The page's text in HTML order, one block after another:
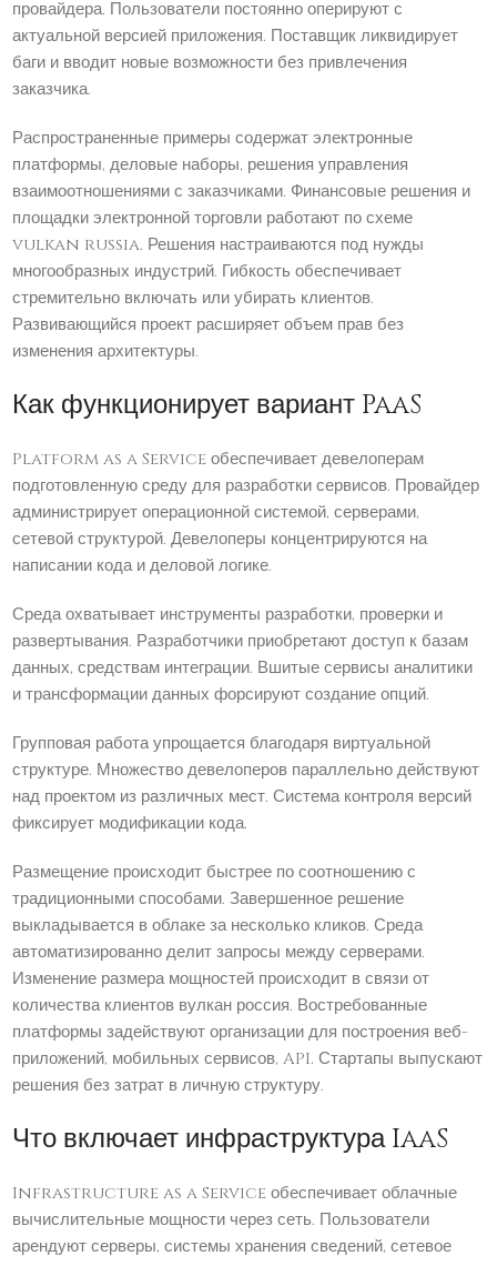
провайдера. Пользователи постоянно оперируют с
актуальной версией приложения. Поставщик ликвидирует
баги и вводит новые возможности без привлечения
заказчика.
Распространенные примеры содержат электронные
платформы, деловые наборы, решения управления
взаимоотношениями с заказчиками. Финансовые решения и
площадки электронной торговли работают по схеме
vulkan russia. Решения настраиваются под нужды
многообразных индустрий. Гибкость обеспечивает
стремительно включать или убирать клиентов.
Развивающийся проект расширяет объем прав без
изменения архитектуры.
Как функционирует вариант PaaS
Platform as a Service обеспечивает девелоперам
подготовленную среду для разработки сервисов. Провайдер
администрирует операционной системой, серверами,
сетевой структурой. Девелоперы концентрируются на
написании кода и деловой логике.
Среда охватывает инструменты разработки, проверки и
развертывания. Разработчики приобретают доступ к базам
данных, средствам интеграции. Вшитые сервисы аналитики
и трансформации данных форсируют создание опций.
Групповая работа упрощается благодаря виртуальной
структуре. Множество девелоперов параллельно действуют
над проектом из различных мест. Система контроля версий
фиксирует модификации кода.
Размещение происходит быстрее по соотношению с
традиционными способами. Завершенное решение
выкладывается в облаке за несколько кликов. Среда
автоматизированно делит запросы между серверами.
Изменение размера мощностей происходит в связи от
количества клиентов вулкан россия. Востребованные
платформы задействуют организации для построения веб-
приложений, мобильных сервисов, API. Стартапы выпускают
решения без затрат в личную структуру.
Что включает инфраструктура IaaS
Infrastructure as a Service обеспечивает облачные
вычислительные мощности через сеть. Пользователи
арендуют серверы, системы хранения сведений, сетевое